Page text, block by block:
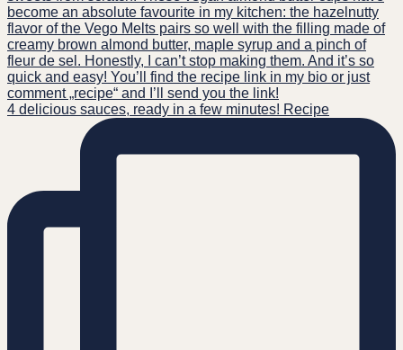
4 delicious sauces, ready in a few minutes! Recipe